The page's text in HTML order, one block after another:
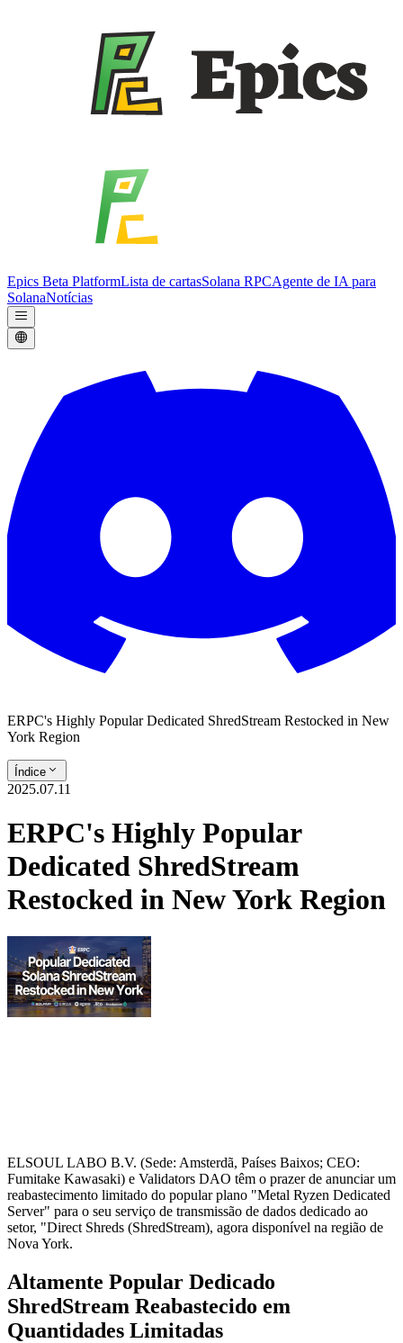
Epics Beta PlatformLista de cartasSolana RPCAgente de IA para
SolanaNotícias
ERPC's Highly Popular Dedicated ShredStream Restocked in New
York Region
Índice
2025.07.11
ERPC's Highly Popular
Dedicated ShredStream
Restocked in New York Region
ELSOUL LABO B.V. (Sede: Amsterdã, Países Baixos; CEO:
Fumitake Kawasaki) e Validators DAO têm o prazer de anunciar um
reabastecimento limitado do popular plano "Metal Ryzen Dedicated
Server" para o seu serviço de transmissão de dados dedicado ao
setor, "Direct Shreds (ShredStream), agora disponível na região de
Nova York.
Altamente Popular Dedicado
ShredStream Reabastecido em
Quantidades Limitadas